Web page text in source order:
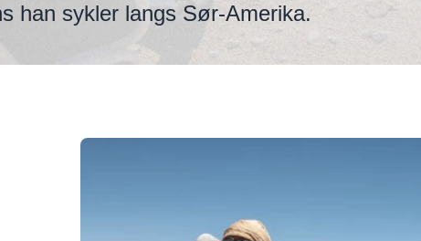
han sykler langs Sør-Amerika.